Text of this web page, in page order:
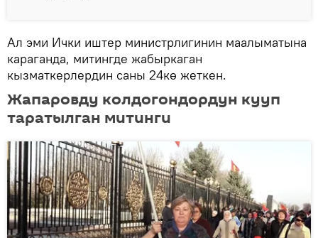
Ал эми Ички иштер министрлигинин маалыматына
караганда, митингде жабыркаган
кызматкерлердин саны 24кө жеткен.
Жапаровду колдогондордун кууп
таратылган митинги